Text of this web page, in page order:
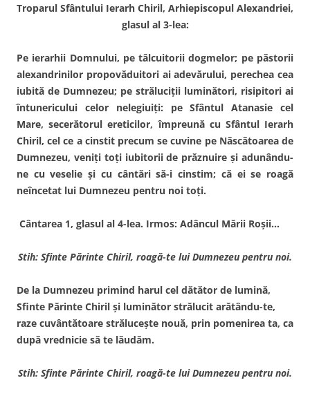
Troparul Sfântului Ierarh Chiril, Arhiepiscopul Alexandriei,
glasul al 3-lea:
Pe ierarhii Domnului, pe tâlcuitorii dogmelor; pe păstorii
alexandrinilor propovăduitori ai adevărului, perechea cea
iubită de Dumnezeu; pe străluciţii luminători, risipitori ai
întunericului celor nelegiuiţi: pe Sfântul Atanasie cel
Mare, secerătorul ereticilor, împreună cu Sfântul Ierarh
Chiril, cel ce a cinstit precum se cuvine pe Născătoarea de
Dumnezeu, veniţi toţi iubitorii de prăznuire şi adunându-
ne cu veselie şi cu cântări să-i cinstim; că ei se roagă
neîncetat lui Dumnezeu pentru noi toţi.
Cântarea 1, glasul al 4-lea. Irmos: Adâncul Mării Roşii…
Stih: Sfinte Părinte Chiril, roagă-te lui Dumnezeu pentru noi.
De la Dumnezeu primind harul cel dătător de lumină,
Sfinte Părinte Chiril şi luminător strălucit arătându-te,
raze cuvântătoare străluceşte nouă, prin pomenirea ta, ca
după vrednicie să te lăudăm.
Stih: Sfinte Părinte Chiril, roagă-te lui Dumnezeu pentru noi.